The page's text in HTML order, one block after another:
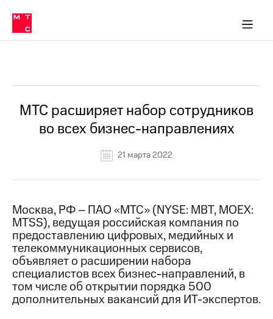
Медиа-центр
и акционерам
Устойчивое развитие
Комплаенс и деловая этика
компании
Карьера
История
компании
Руководство
Контакты
Медиа-центр
Пресс-
релизы
МТС
о технологиях
в МТС
Пресс-
релизы
о технологиях
МТС расширяет набор сотрудников
во всех бизнес-направлениях
21 марта 2022
Москва, РФ – ПАО «МТС» (NYSE: MBT, MOEX:
MTSS), ведущая российская компания по
предоставлению цифровых, медийных и
телекоммуникационных сервисов,
объявляет о расширении набора
специалистов всех бизнес-направлений, в
том числе об открытии порядка 500
дополнительных вакансий для ИТ-экспертов.